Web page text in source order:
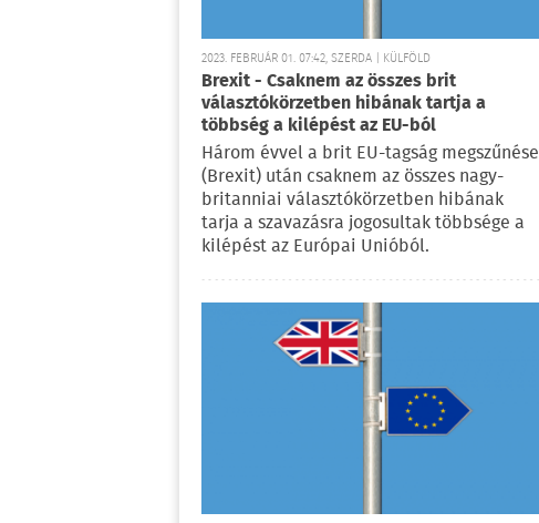
2023. FEBRUÁR 01. 07:42, SZERDA | KÜLFÖLD
Brexit - Csaknem az összes brit
választókörzetben hibának tartja a
többség a kilépést az EU-ból
Három évvel a brit EU-tagság megszűnése
(Brexit) után csaknem az összes nagy-
britanniai választókörzetben hibának
tarja a szavazásra jogosultak többsége a
kilépést az Európai Unióból.